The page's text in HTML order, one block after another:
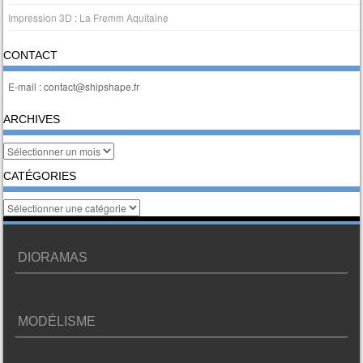
Impression 3D : La Fremm Aquitaine
CONTACT
E-mail : contact@shipshape.fr
ARCHIVES
Archives
CATÉGORIES
Catégories
DIORAMAS
MODÉLISME